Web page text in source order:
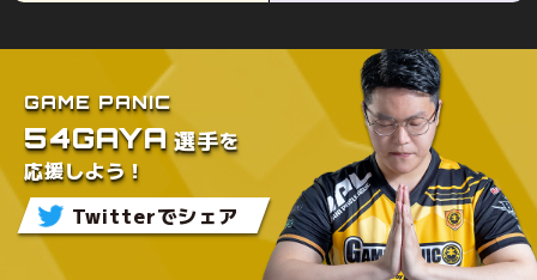
GAME PANIC
54GAYA 選手を
応援しよう！
Twitterでシェア